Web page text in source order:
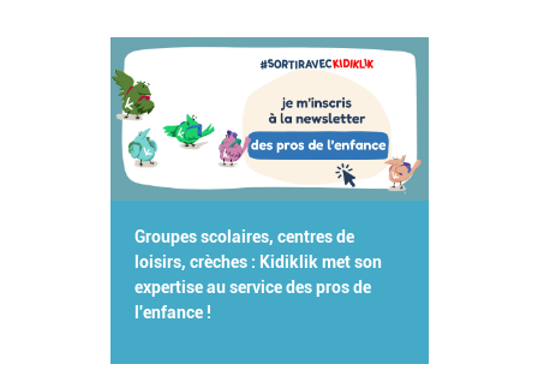
Groupes scolaires, centres de
loisirs, crèches : Kidiklik met son
expertise au service des pros de
l'enfance !